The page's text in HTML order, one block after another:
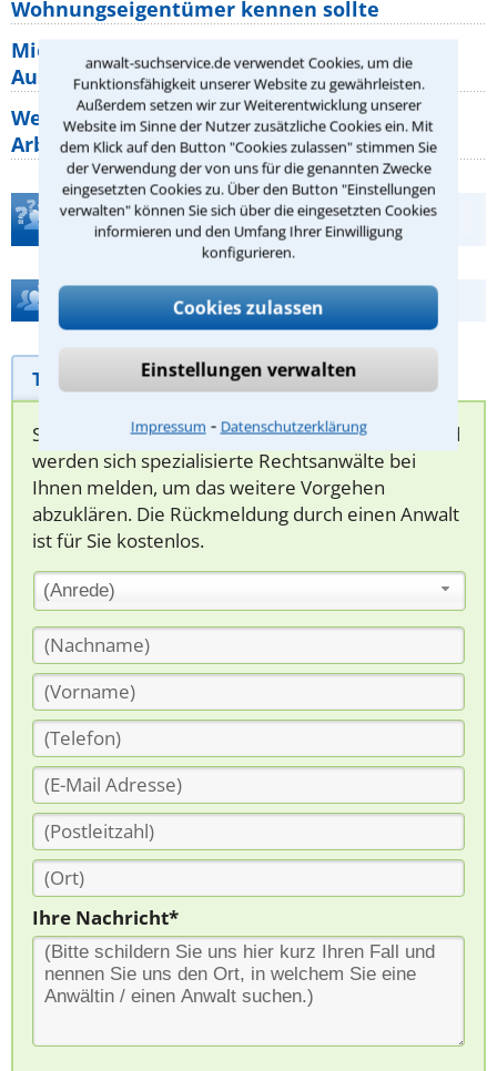
anwalt-suchservice.de verwendet Cookies, um die
Funktionsfähigkeit unserer Website zu gewährleisten.
Außerdem setzen wir zur Weiterentwicklung unserer
Website im Sinne der Nutzer zusätzliche Cookies ein. Mit
dem Klick auf den Button "Cookies zulassen" stimmen Sie
der Verwendung der von uns für die genannten Zwecke
eingesetzten Cookies zu. Über den Button "Einstellungen
verwalten" können Sie sich über die eingesetzten Cookies
informieren und den Umfang Ihrer Einwilligung
konfigurieren.
Cookies zulassen
Einstellungen verwalten
Impressum ⁃ Datenschutzerklärung
Wohnungseigentümer kennen sollte
Mietpreisbremse 2026: Alle Regeln,
Ausnahmen und Rechte für Mieter
Welche Regeln für Teilnahme, Urlaub,
Arbeitszeit gelten beim
Teste Dein Rechtswissen
Hilfe bei Ihrer Anwaltsuche?
Telefonhilfe Beratungsanfrage
Sie können hier Ihren Fall schildern. Anschließend
werden sich spezialisierte Rechtsanwälte bei
Ihnen melden, um das weitere Vorgehen
abzuklären. Die Rückmeldung durch einen Anwalt
ist für Sie kostenlos.
(Anrede)
Ihre Nachricht*